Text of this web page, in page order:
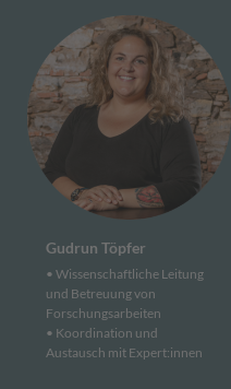
Gudrun Töpfer
• Wissenschaftliche Leitung
und Betreuung von
Forschungs­arbeiten
• Koordination und
Austausch mit Expert:innen